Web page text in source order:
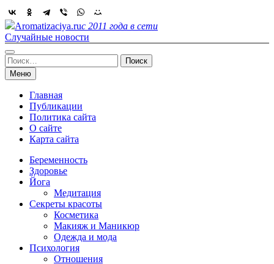
Skip
to
content
Aromatizaciya.ruс 2011 года в сети
Случайные новости
Найти:
Меню
Главная
Публикации
Политика сайта
О сайте
Карта сайта
Беременность
Здоровье
Йога
Медитация
Секреты красоты
Косметика
Макияж и Маникюр
Одежда и мода
Психология
Отношения